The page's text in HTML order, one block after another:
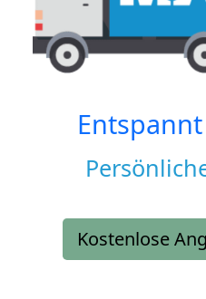
Kostenlose